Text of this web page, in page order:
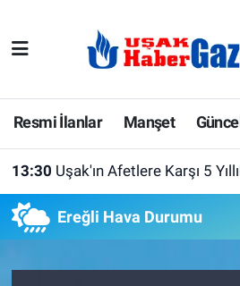
Resmi İlanlar Manşet
13:30 Uşak'ın Afetlere Karşı 5 Yıllık Yol Haritası
Ereğli Hava Durumu
E-Gazete
Ekonomi
Uşak Hava Durumu
Uşak Trafik Yoğunluk